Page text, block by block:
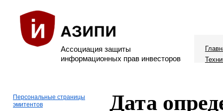
Ассоциация защиты
информационных прав инвесторов
Персональные страницы
эмитентов
Дата